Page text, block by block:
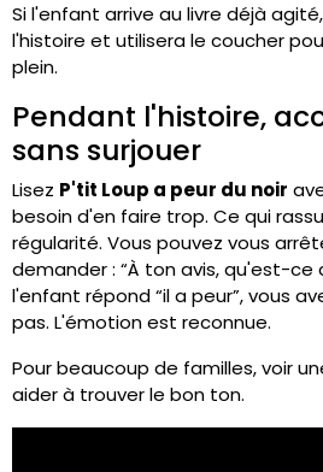
Si l'enfant arrive au livre déjà
l'histoire et utilisera le coucher
plein.
Pendant l'histoire,
sans surjouer
Lisez P'tit Loup a peur du noir
besoin d'en faire trop. Ce qui
régularité. Vous pouvez vous
demander : “À ton avis, qu'est-ce
l'enfant répond “il a peur”, vous
pas. L'émotion est reconnue.
Pour beaucoup de familles, voir
aider à trouver le bon ton.